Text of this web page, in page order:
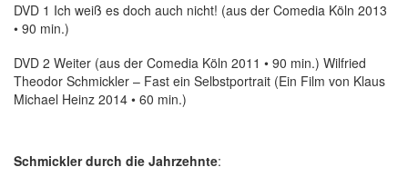
DVD 1 Ich weiß es doch auch nicht! (aus der Comedia Köln 2013
• 90 min.)
DVD 2 Weiter (aus der Comedia Köln 2011 • 90 min.) Wilfried
Theodor Schmickler – Fast ein Selbstportrait (Ein Film von Klaus
Michael Heinz 2014 • 60 min.)
Schmickler durch die Jahrzehnte: